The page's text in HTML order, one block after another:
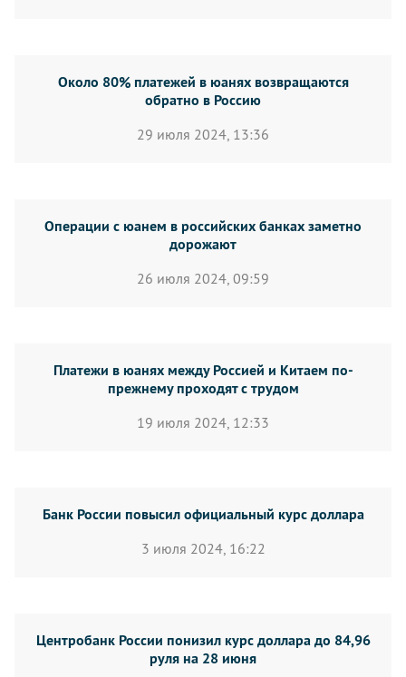
Около 80% платежей в юанях возвращаются
обратно в Россию
29 июля 2024, 13:36
Операции с юанем в российских банках заметно
дорожают
26 июля 2024, 09:59
Платежи в юанях между Россией и Китаем по-
прежнему проходят с трудом
19 июля 2024, 12:33
Банк России повысил официальный курс доллара
3 июля 2024, 16:22
Центробанк России понизил курс доллара до 84,96
руля на 28 июня